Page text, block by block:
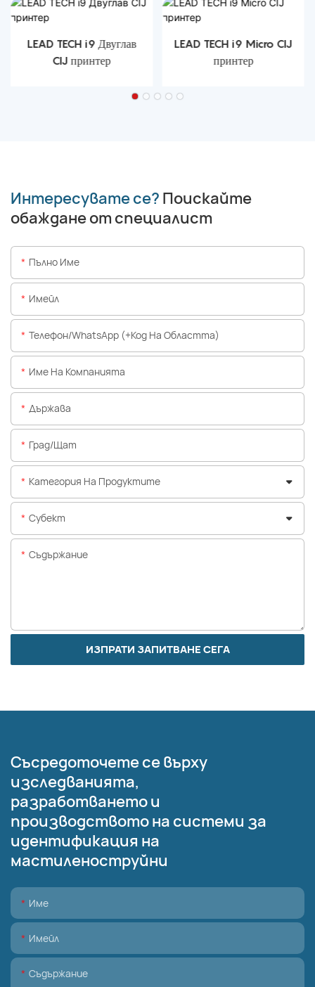
LEAD TECH i9 Двуглав
CIJ принтер
LEAD TECH i9 Micro CIJ
принтер
Интересувате се? Поискайте
обаждане от специалист
Пълно Име
Имейл
Телефон/WhatsApp (+Код На Областта)
Име На Компанията
Държава
Град/щат
Категория На Продуктите
Субект
Съдържание
ИЗПРАТИ ЗАПИТВАНЕ СЕГА
Съсредоточете се върху
изследванията,
разработването и
производството на системи за
идентификация на
мастиленоструйни
Име
Имейл
Съдържание